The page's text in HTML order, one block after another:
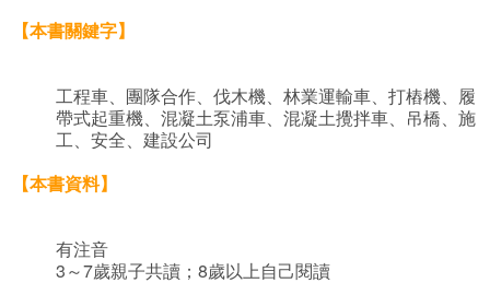
【本書關鍵字】
工程車、團隊合作、伐木機、林業運輸車、打樁機、履
帶式起重機、混凝土泵浦車、混凝土攪拌車、吊橋、施
工、安全、建設公司
【本書資料】
有注音
3～7歲親子共讀；8歲以上自己閱讀